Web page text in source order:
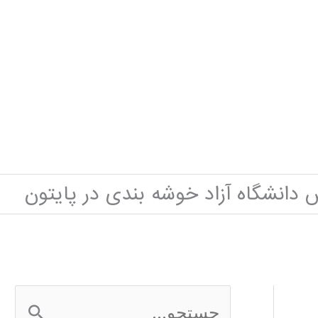
دانشگاه آزاد خوشه بندی در پایتون